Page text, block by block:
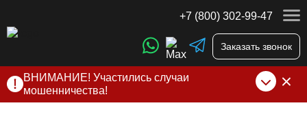
+7 (800) 302-99-47
Заказать звонок
ВНИМАНИЕ! Участились случаи
мошенничества!